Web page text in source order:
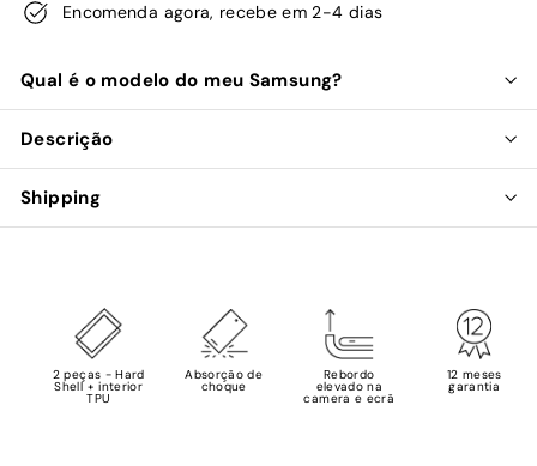
Encomenda agora, recebe em 2-4 dias
Qual é o modelo do meu Samsung?
Descrição
Shipping
2 peças - Hard
Shell + interior
TPU
Absorção de
choque
Rebordo
elevado na
camera e ecrã
12 meses
garantia